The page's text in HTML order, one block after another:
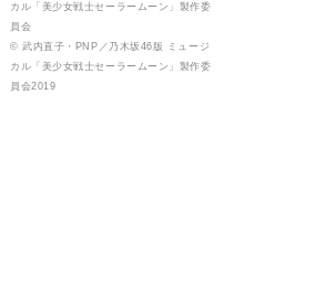
カル「美少女戦士セーラームーン」製作委
員会
© 武内直子・PNP／乃木坂46版 ミュージ
カル「美少女戦士セーラームーン」製作委
員会2019